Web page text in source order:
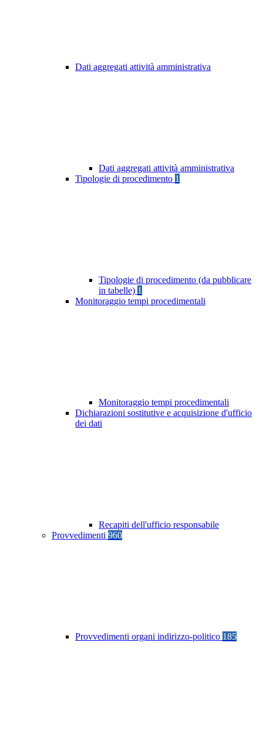
Dati aggregati attività amministrativa
Dati aggregati attività amministrativa
Tipologie di procedimento 1
Tipologie di procedimento (da pubblicare
in tabelle) 1
Monitoraggio tempi procedimentali
Monitoraggio tempi procedimentali
Dichiarazioni sostitutive e acquisizione d'ufficio
dei dati
Recapiti dell'ufficio responsabile
Provvedimenti 960
Provvedimenti organi indirizzo-politico 185